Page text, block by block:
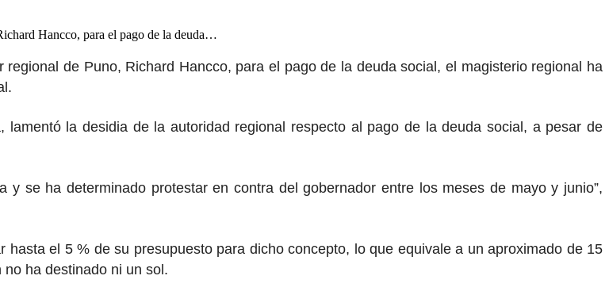
Hancco, para el pago de la deuda…
de Puno, Richard Hancco, para el pago de la deuda social, el magisterio regional ha
la desidia de la autoridad regional respecto al pago de la deuda social, a pesar de
se ha determinado protestar en contra del gobernador entre los meses de mayo y junio”,
el 5 % de su presupuesto para dicho concepto, lo que equivale a un aproximado de 15
ha destinado ni un sol.